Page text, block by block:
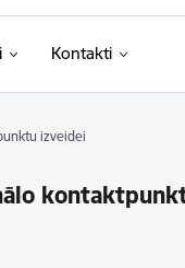
Kontakti
izveidei